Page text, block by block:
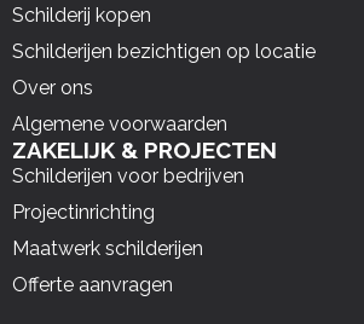
Schilderij kopen
Schilderijen bezichtigen op locatie
Over ons
Algemene voorwaarden
ZAKELIJK & PROJECTEN
Schilderijen voor bedrijven
Projectinrichting
Maatwerk schilderijen
Offerte aanvragen